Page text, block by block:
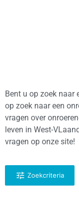
Bent u op zoek naar
op zoek naar een
vragen over
leven in West-
vragen op onze site!
Zoekcriteria